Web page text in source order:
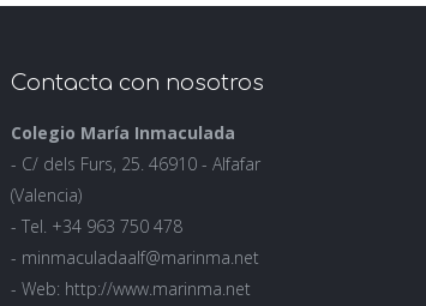
Contacta con nosotros
Colegio María Inmaculada
- C/ dels Furs, 25. 46910 - Alfafar
(Valencia)
- Tel. +34 963 750 478
- minmaculadaalf@marinma.net
- Web: http://www.marinma.net